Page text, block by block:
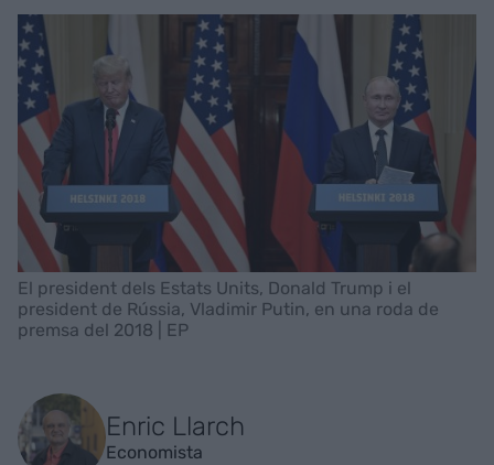
El president dels Estats Units, Donald Trump i el
president de Rússia, Vladimir Putin, en una roda de
premsa del 2018 | EP
Enric Llarch
Economista